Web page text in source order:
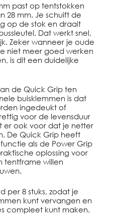
past op tentstokken
28 mm. Je schuift de
op de stok en draait
Dat werkt snel,
Zeker wanneer je oude
niet meer goed werken
is dit een duidelijke
de Quick Grip ten
buisklemmen is dat
ingedeukt of
voor de levensduur
er ook voor dat je netter
De Quick Grip heeft
als de Power Grip
oplossing voor
tentframe willen
per 8 stuks, zodat je
kunt vervangen en
compleet kunt maken.